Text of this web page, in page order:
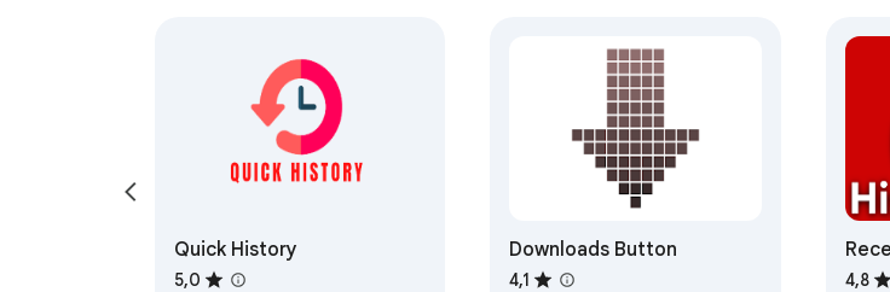
Quick History
5,0
Downloads Button
4,1
4,8